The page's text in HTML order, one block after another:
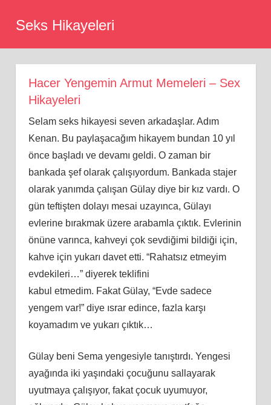
Seks Hikayeleri
Hacer Yengemin Armut Memeleri – Sex
Hikayeleri
Selam seks hikayesi seven arkadaşlar. Adım
Kenan. Bu paylaşacağım hikayem bundan 10 yıl
önce başladı ve devamı geldi. O zaman bir
bankada şef olarak çalışıyordum. Bankada stajer
olarak yanımda çalışan Gülay diye bir kız vardı. O
gün teftişten dolayı mesai uzayınca, Gülayı
evlerine bırakmak üzere arabamla çıktık. Evlerinin
önüne varınca, kahveyi çok sevdiğimi bildiği için,
kahve için yukarı davet etti. “Rahatsız etmeyim
evdekileri…” diyerek teklifini
kabul etmedim. Fakat Gülay, “Evde sadece
yengem var!” diye ısrar edince, fazla karşı
koyamadım ve yukarı çıktık…
Gülay beni Sema yengesiyle tanıştırdı. Yengesi
ayağında iki yaşındaki çocuğunu sallayarak
uyutmaya çalışıyor, fakat çocuk uyumuyor,